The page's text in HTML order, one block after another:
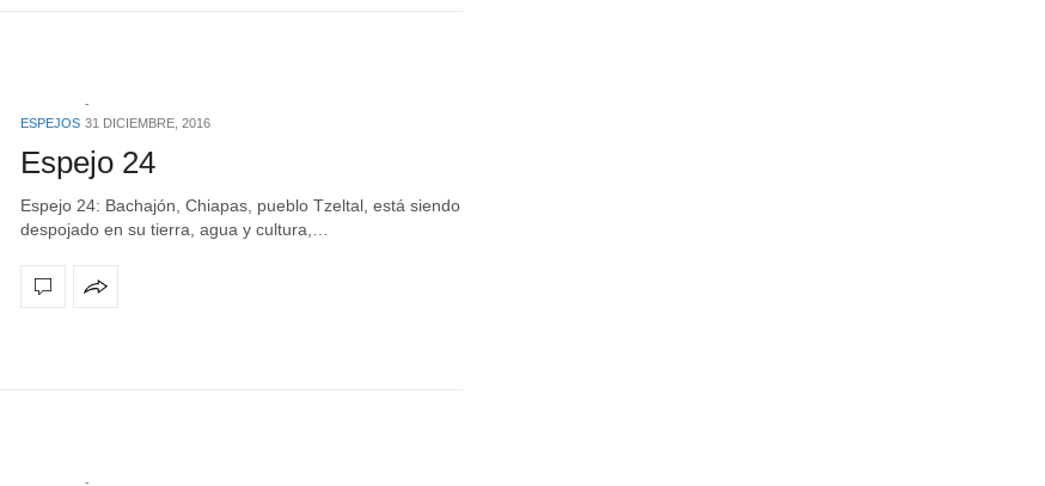
ESPEJOS 31 DICIEMBRE, 2016
Espejo 24
Espejo 24: Bachajón, Chiapas, pueblo Tzeltal, está siendo
despojado en su tierra, agua y cultura,…